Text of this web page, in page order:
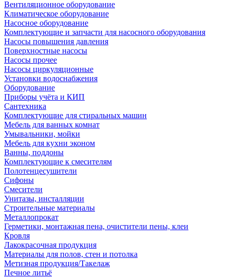
Вентиляционное оборудование
Климатическое оборудование
Насосное оборудование
Комплектующие и запчасти для насосного оборудования
Насосы повышения давления
Поверхностные насосы
Насосы прочее
Насосы циркуляционные
Установки водоснабжения
Оборудование
Приборы учёта и КИП
Сантехника
Комплектующие для стиральных машин
Мебель для ванных комнат
Умывальники, мойки
Мебель для кухни эконом
Ванны, поддоны
Комплектующие к смесителям
Полотенцесушители
Сифоны
Смесители
Унитазы, инсталляции
Строительные материалы
Металлопрокат
Герметики, монтажная пена, очистители пены, клеи
Кровля
Лакокрасочная продукция
Материалы для полов, стен и потолка
Метизная продукция/Такелаж
Печное литьё